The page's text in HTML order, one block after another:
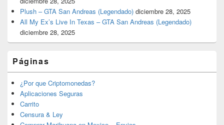
Plush – GTA San Andreas (Legendado) diciembre 28, 2025
All My Ex’s Live In Texas – GTA San Andreas (Legendado)
diciembre 28, 2025
Páginas
¿Por que Criptomonedas?
Aplicaciones Seguras
Carrito
Censura & Ley